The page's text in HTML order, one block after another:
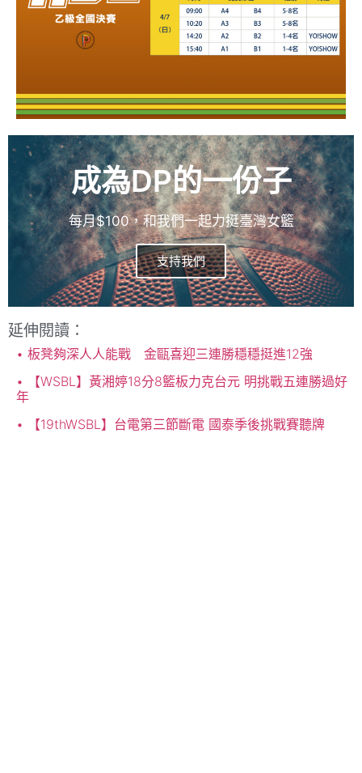
成為DP的一份子
每月$100，和我們一起力挺臺灣女籃
支持我們
延伸閱讀：
板凳夠深人人能戰 金甌喜迎三連勝穩穩挺進12強
【WSBL】黃湘婷18分8籃板力克台元 明挑戰五連勝過好
年
【19thWSBL】台電第三節斷電 國泰季後挑戰賽聽牌